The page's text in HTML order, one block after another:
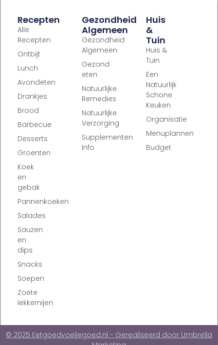
Recepten
Alle
Recepten
Ontbijt
Lunch
Avondeten
Drankjes
Brood
Barbecue
Desserts
Groenten
Koek
en
gebak
Pannenkoeken
Salades
Sauzen
en
dips
Snacks
Soepen
Zoete
lekkernijen
Gezondheid
Algemeen
Gezondheid
Algemeen
Gezond
eten
Natuurlijke
Remedies
Natuurlijke
Verzorging
Supplementen
Info
Huis
&
Tuin
Huis &
Tuin
Een
Natuurlijk
Schone
Keuken
Organisatie
Menuplannen
Budget
© 2025 Eetgoedvoeljegoed.nl - Gerealiseerd door Umbrella